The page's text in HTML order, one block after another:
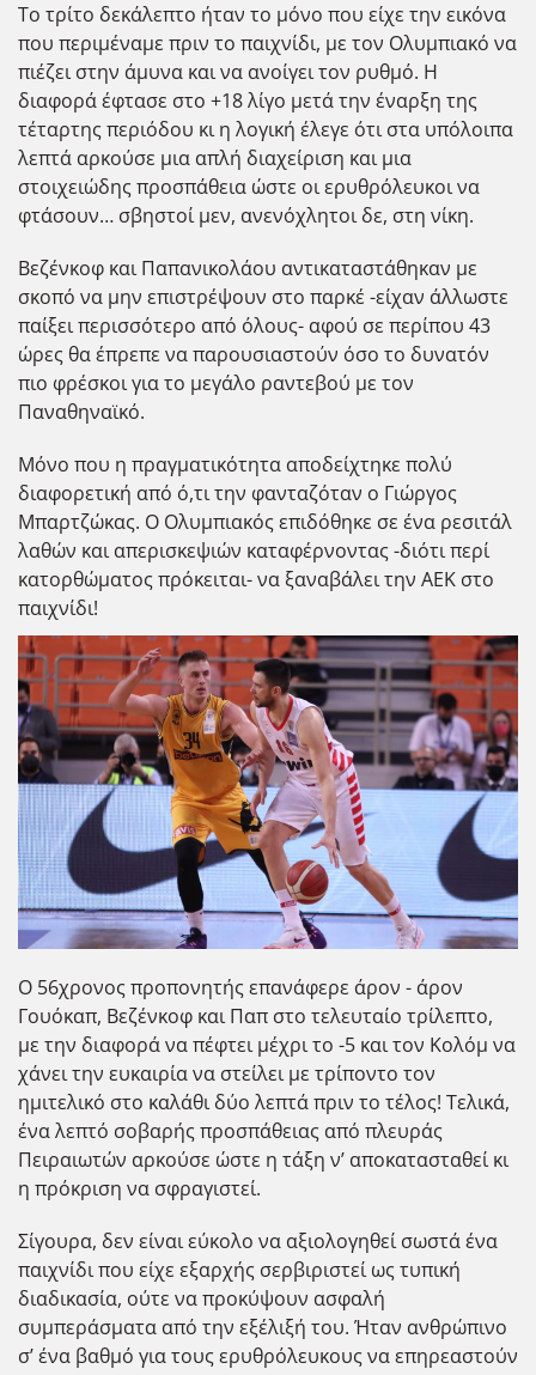
Το τρίτο δεκάλεπτο ήταν το μόνο που είχε την εικόνα
που περιμέναμε πριν το παιχνίδι, με τον Ολυμπιακό να
πιέζει στην άμυνα και να ανοίγει τον ρυθμό. Η
διαφορά έφτασε στο +18 λίγο μετά την έναρξη της
τέταρτης περιόδου κι η λογική έλεγε ότι στα υπόλοιπα
λεπτά αρκούσε μια απλή διαχείριση και μια
στοιχειώδης προσπάθεια ώστε οι ερυθρόλευκοι να
φτάσουν… σβηστοί μεν, ανενόχλητοι δε, στη νίκη.
Βεζένκοφ και Παπανικολάου αντικαταστάθηκαν με
σκοπό να μην επιστρέψουν στο παρκέ -είχαν άλλωστε
παίξει περισσότερο από όλους- αφού σε περίπου 43
ώρες θα έπρεπε να παρουσιαστούν όσο το δυνατόν
πιο φρέσκοι για το μεγάλο ραντεβού με τον
Παναθηναϊκό.
Μόνο που η πραγματικότητα αποδείχτηκε πολύ
διαφορετική από ό,τι την φανταζόταν ο Γιώργος
Μπαρτζώκας. Ο Ολυμπιακός επιδόθηκε σε ένα ρεσιτάλ
λαθών και απερισκεψιών καταφέρνοντας -διότι περί
κατορθώματος πρόκειται- να ξαναβάλει την ΑΕΚ στο
παιχνίδι!
Ο 56χρονος προπονητής επανάφερε άρον - άρον
Γουόκαπ, Βεζένκοφ και Παπ στο τελευταίο τρίλεπτο,
με την διαφορά να πέφτει μέχρι το -5 και τον Κολόμ να
χάνει την ευκαιρία να στείλει με τρίποντο τον
ημιτελικό στο καλάθι δύο λεπτά πριν το τέλος! Τελικά,
ένα λεπτό σοβαρής προσπάθειας από πλευράς
Πειραιωτών αρκούσε ώστε η τάξη ν’ αποκατασταθεί κι
η πρόκριση να σφραγιστεί.
Σίγουρα, δεν είναι εύκολο να αξιολογηθεί σωστά ένα
παιχνίδι που είχε εξαρχής σερβιριστεί ως τυπική
διαδικασία, ούτε να προκύψουν ασφαλή
συμπεράσματα από την εξέλιξή του. Ήταν ανθρώπινο
σ’ ένα βαθμό για τους ερυθρόλευκους να επηρεαστούν